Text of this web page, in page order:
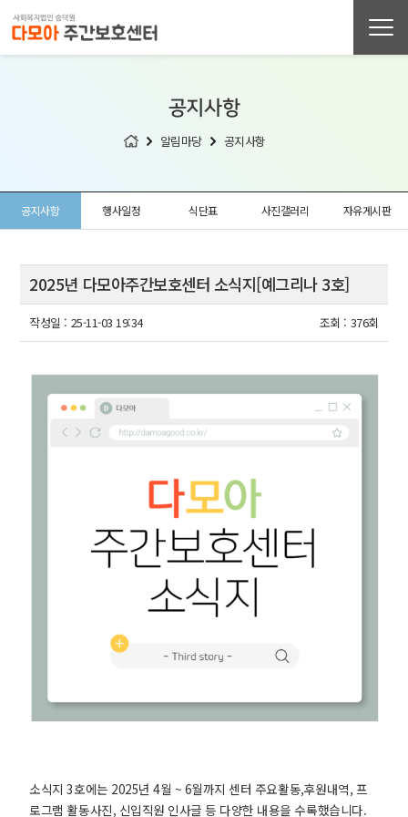
공지사항
알림마당 공지사항
공지사항 행사일정 식단표 사진갤러리 자유게시판
2025년 다모아주간보호센터 소식지[예그리나 3호]
작성일 : 25-11-03 19:34 조회 : 376회
소식지 3호에는 2025년 4월 ~ 6월까지 센터 주요활동,후원내역, 프
로그램 활동사진, 신입직원 인사글 등 다양한 내용을 수록했습니다.